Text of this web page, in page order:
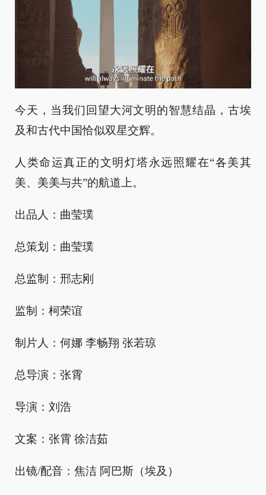
今天，当我们回望大河文明的智慧结晶，古埃
及和古代中国恰似双星交辉。
人类命运真正的文明灯塔永远照耀在“各美其
美、美美与共”的航道上。
出品人：曲莹璞
总策划：曲莹璞
总监制：邢志刚
监制：柯荣谊
制片人：何娜 李畅翔 张若琼
总导演：张霄
导演：刘浩
文案：张霄 徐洁茹
出镜/配音：焦洁 阿巴斯（埃及）